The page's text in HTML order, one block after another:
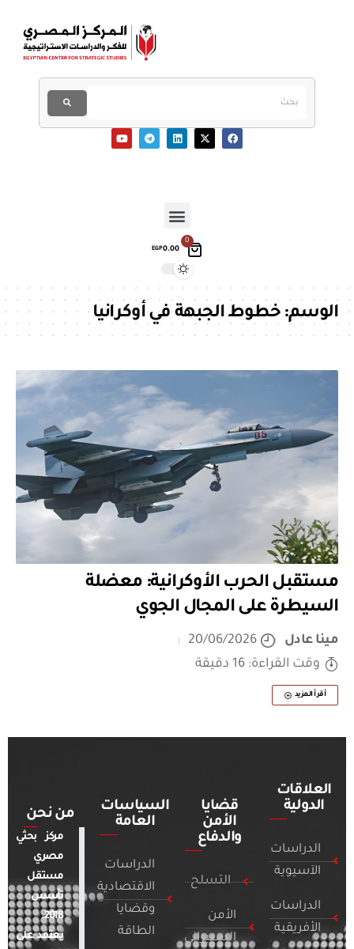
0
EGP0.00
الوسم:خطوط الجبهة في أوكرانيا
مستقبل الحرب الأوكرانية: معضلة
السيطرة على المجال الجوي
مينا عادل
20/06/2026
وقت القراءة: 16 دقيقة
أقرأ المزيد
العلاقات
الدولية
الدراسات
الآسيوية
الدراسات
الأفريقية
قضايا
الأمن
والدفاع
التسلح
الأمن
السيبراني
السياسات
العامة
الدراسات
الاقتصادية
وقضايا
الطاقة
من نحن
مركز بحثي
مصري
مستقل
تأسس
2018.
يعتمد على